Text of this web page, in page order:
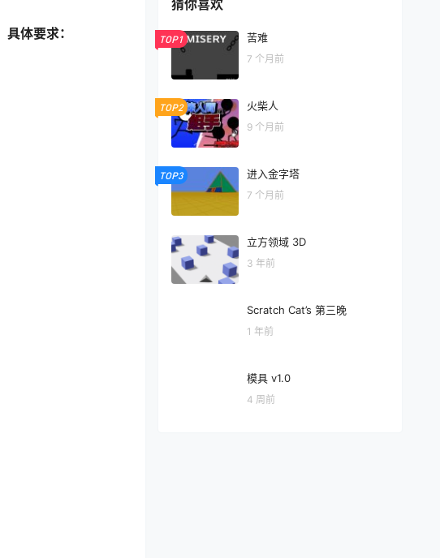
具体要求：
猜你喜欢
TOP1 苦难
7 个月前
TOP2 火柴人
9 个月前
TOP3 进入金字塔
7 个月前
立方领域 3D
3 年前
Scratch Cat’s 第三晚
1 年前
模具 v1.0
4 周前